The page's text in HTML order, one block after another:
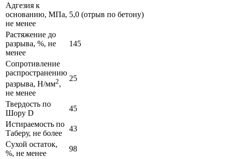
Адгезия к
основанию, МПа,
не менее
5,0 (отрыв по бетону)
Растяжение до
разрыва, %, не
менее
145
Сопротивление
распространению
разрыва, Н/мм2,
не менее
25
Твердость по
Шору D
45
Истираемость по
Таберу, не более
43
Сухой остаток,
%, не менее
98